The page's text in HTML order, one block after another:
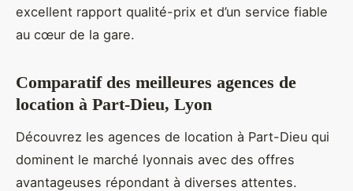
excellent rapport qualité-prix et d’un service fiable
au cœur de la gare.
Comparatif des meilleures agences de
location à Part-Dieu, Lyon
Découvrez les agences de location à Part-Dieu qui
dominent le marché lyonnais avec des offres
avantageuses répondant à diverses attentes.